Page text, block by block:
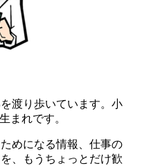
渡り歩いています。小
まれです。
めになる情報、仕事の
、もうちょっとだけ歓